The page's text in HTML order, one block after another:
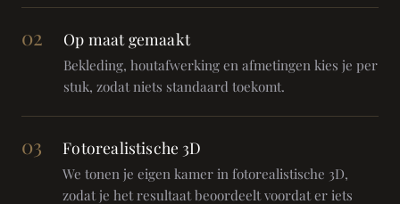
02 Op maat gemaakt
Bekleding, houtafwerking en afmetingen kies je per
stuk, zodat niets standaard toekomt.
03 Fotorealistische 3D
We tonen je eigen kamer in fotorealistische 3D,
zodat je het resultaat beoordeelt voordat er iets